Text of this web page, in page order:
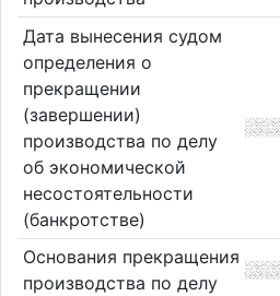
Дата вынесения судом
определения о
прекращении
(завершении)
производства по делу
об экономической
несостоятельности
(банкротстве)
Основания прекращения
производства по делу